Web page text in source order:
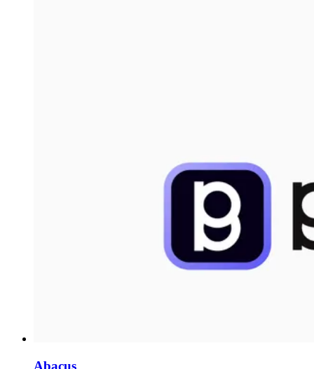
Abacus